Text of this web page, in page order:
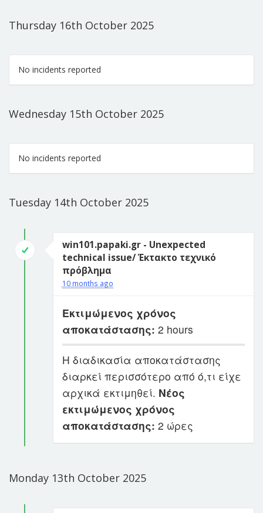
Thursday 16th October 2025
No incidents reported
Wednesday 15th October 2025
No incidents reported
Tuesday 14th October 2025
win101.papaki.gr - Unexpected
technical issue/ Έκτακτο τεχνικό
πρόβλημα
10 months ago
Εκτιμώμενος χρόνος
αποκατάστασης: 2 hours
H διαδικασία αποκατάστασης
διαρκεί περισσότερο από ό,τι είχε
αρχικά εκτιμηθεί. Νέος
εκτιμώμενος χρόνος
αποκατάστασης: 2 ώρες
Monday 13th October 2025